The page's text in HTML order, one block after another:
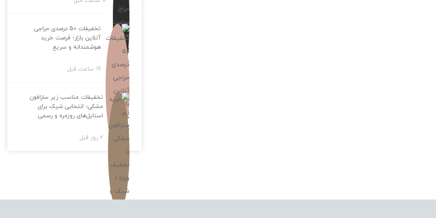
تخفیفات 50 درصدی حراجی
آنلاین بازار؛ فرصت خرید
هوشمندانه و سریع
19 ساعت قبل
تخفیفات مناسب زیر سارافون
مشکی؛ انتخابی شیک برای
استایل‌های روزمره و رسمی
2 روز قبل